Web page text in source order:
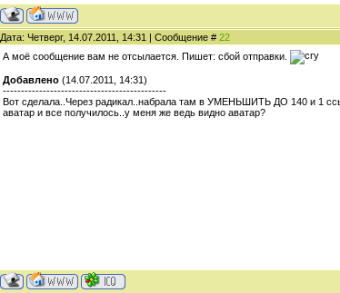
Дата: Четверг, 14.07.2011, 14:31 | Сообщение # 22
А моё сообщение вам не отсылается. Пишет: сбой отправки.
Добавлено (14.07.2011, 14:31)
---------------------------------------------
Вот сделала..Через радикал..набрала там в УМЕНЬШИТЬ ДО 140 и 1
аватар и все получилось..у меня же ведь видно аватар?